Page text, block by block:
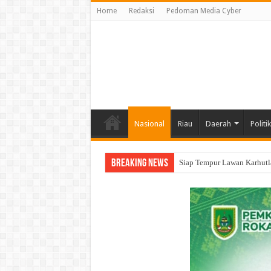
Home Redaksi Pedoman Media Cyber
Nasional Riau Daerah Politik
Breaking News Siap Tempur Lawan
Kapolres Rohil dan PN